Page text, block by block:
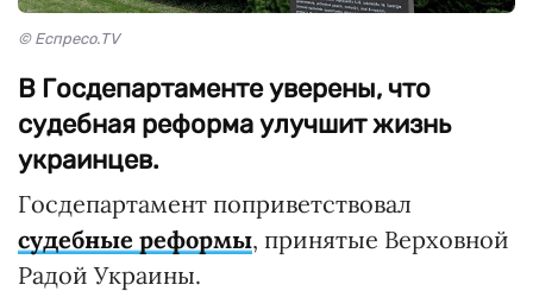
© Еспресо.TV
В Госдепартаменте уверены, что
судебная реформа улучшит жизнь
украинцев.
Госдепартамент поприветствовал
судебные реформы, принятые Верховной
Радой Украины.